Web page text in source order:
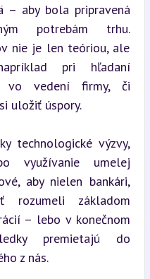
– aby bola pripravená
potrebám trhu.
nie je len teóriou, ale
pri hľadaní
vo vedení firmy, či
uložiť úspory.
technologické výzvy,
využívanie umelej
aby nielen bankári,
základom
– lebo v konečnom
premietajú do
z nás.